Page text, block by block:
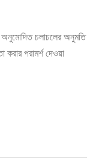
অনুমোদিত চলাচলের অনুমতি
করার পরামর্শ দেওয়া